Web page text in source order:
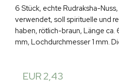
6 Stück, echte Rudraksha-
verwendet, soll spirituelle und
haben, rötlich-braun, Länge
mm, Lochdurchmesser 1 mm.
EUR 2,43